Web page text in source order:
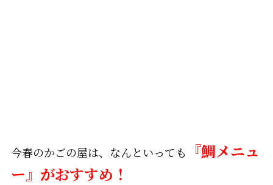
今春のかごの屋は、なんといっても
『鯛メニュ
ー』がおすすめ！